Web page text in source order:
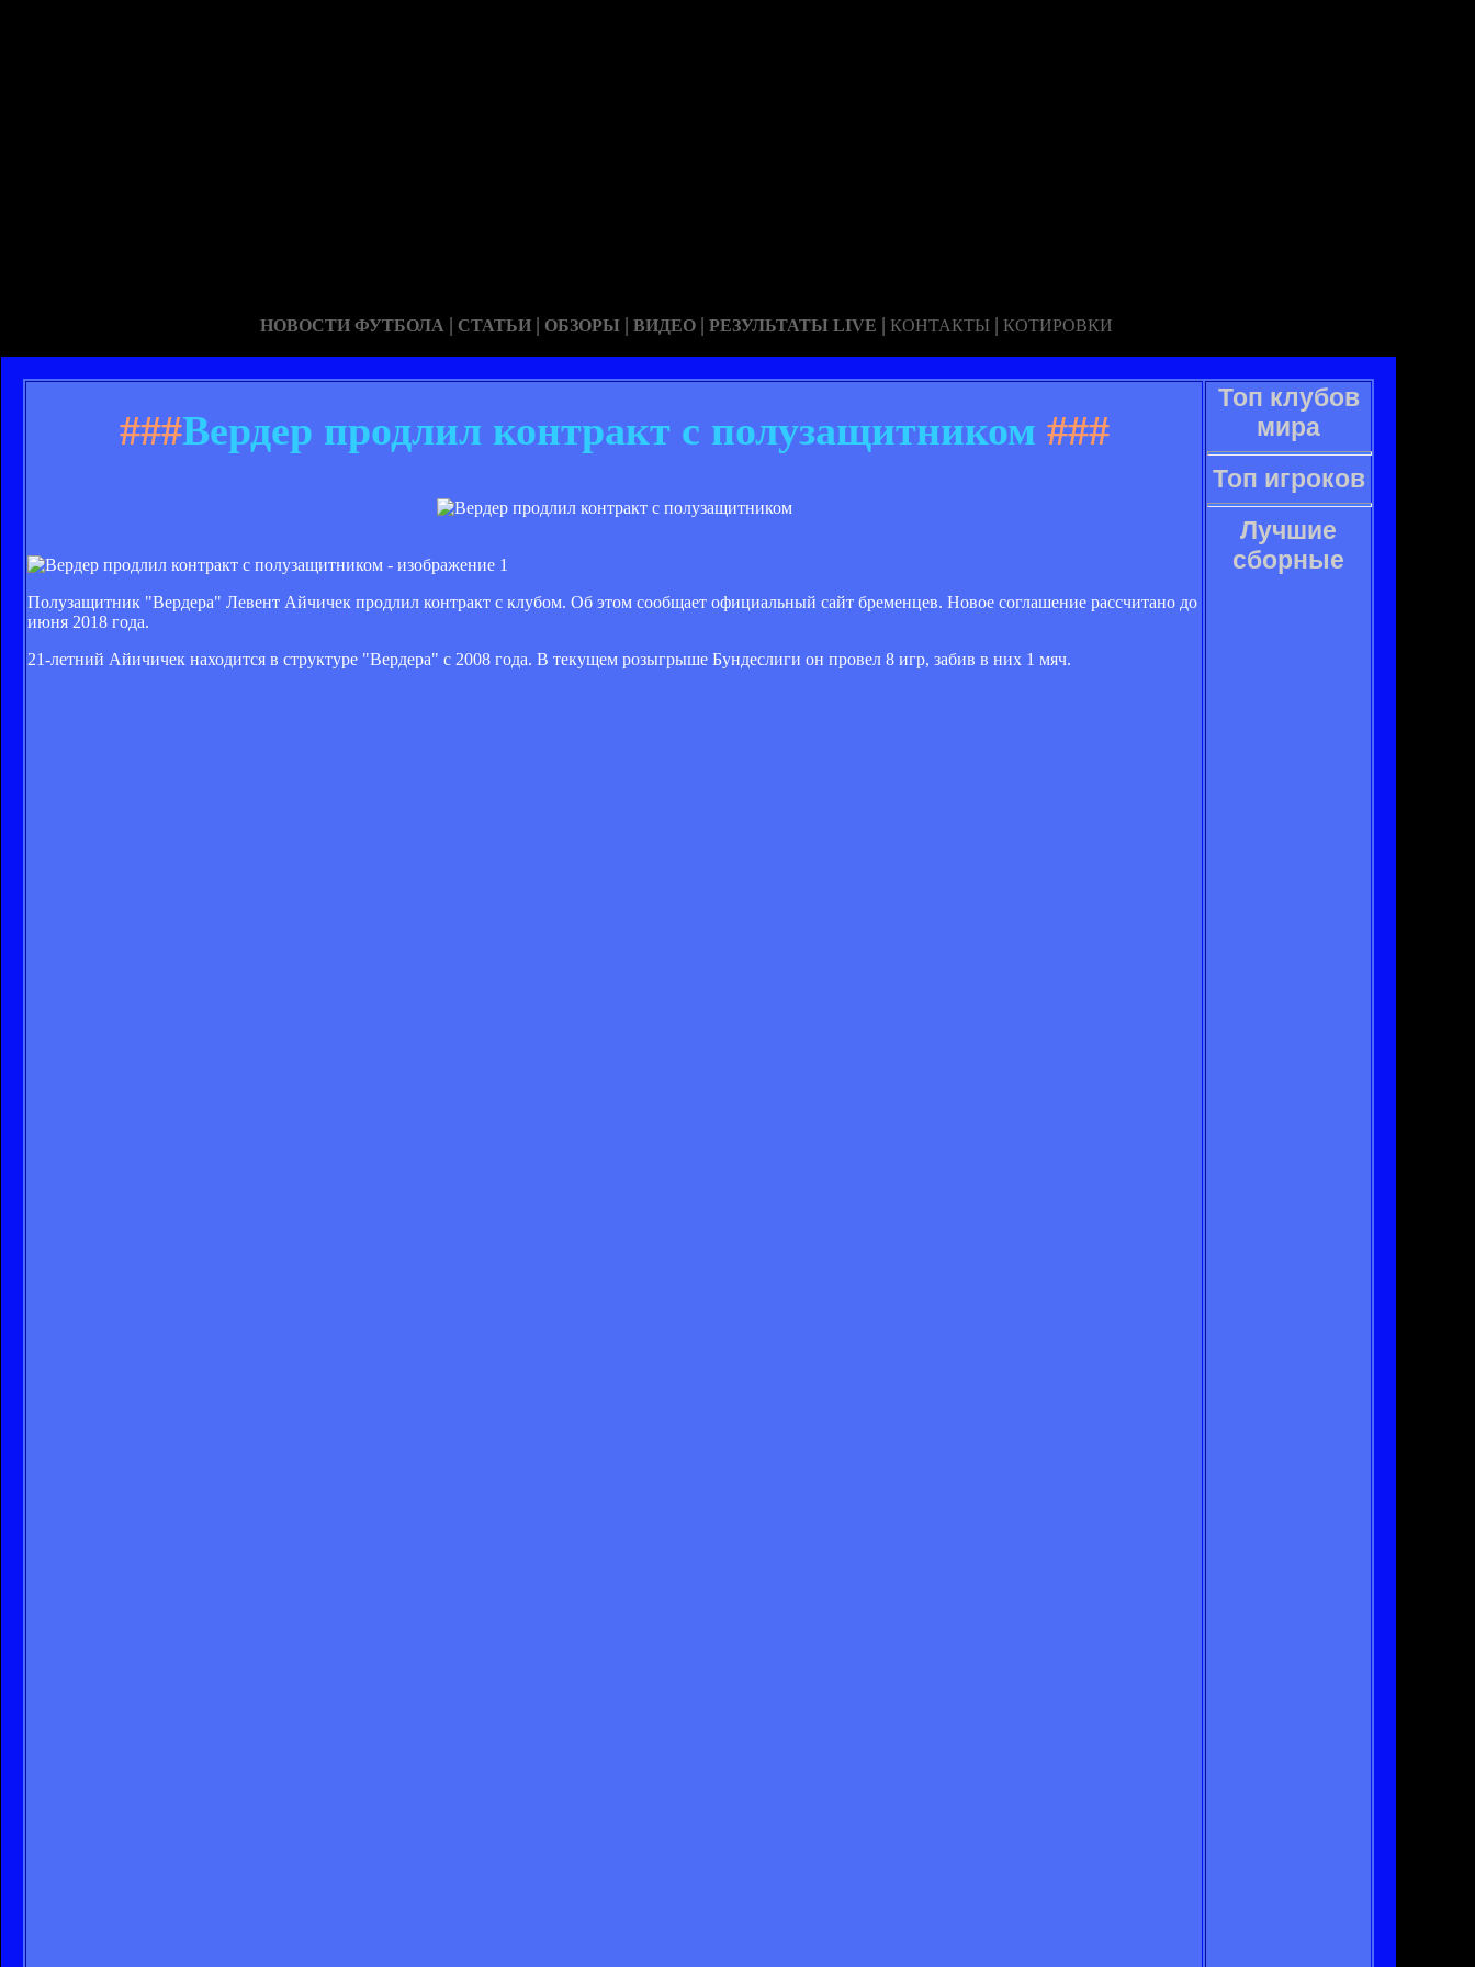
НОВОСТИ ФУТБОЛА | СТАТЬИ | ОБЗОРЫ | ВИДЕО | РЕЗУЛЬТАТЫ LIVE | КОНТАКТЫ | КОТИРОВКИ
###Вердер продлил контракт с полузащитником ###
Полузащитник "Вердера" Левент Айчичек продлил контракт с клубом. Об этом сообщает официальный сайт бременцев. Новое соглашение рассчитано до
июня 2018 года.
21-летний Айичичек находится в структуре "Вердера" с 2008 года. В текущем розыгрыше Бундеслиги он провел 8 игр, забив в них 1 мяч.
Топ клубов
мира
Топ игроков
Лучшие
сборные